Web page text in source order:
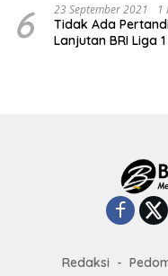
6 23 September 2021 1
Tidak Ada
Lanjutan BRI Liga
Redaksi